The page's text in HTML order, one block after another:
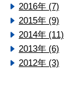
2016年 (7)
2015年 (9)
2014年 (11)
2013年 (6)
2012年 (3)